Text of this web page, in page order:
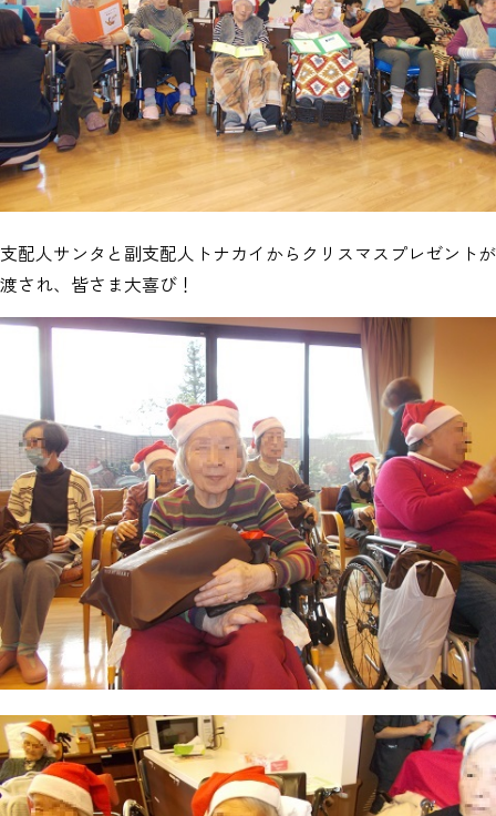
支配人サンタと副支配人トナカイからクリスマスプレゼントが
渡され、皆さま大喜び！